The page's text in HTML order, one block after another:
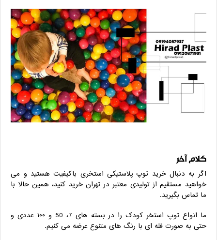
کلام آخر
اگر به دنبال خرید توپ پلاستیکی استخری باکیفیت هستید و می
‌خواهید مستقیم از تولیدی معتبر در تهران خرید کنید، همین حالا با
ما تماس بگیرید.
ما انواع توپ استخر کودک را در بسته ‌های 7، 50 و ۱۰۰ عددی و
حتی به صورت فله ای با رنگ ‌های متنوع عرضه می‌ کنیم.